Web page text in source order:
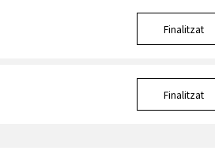
Finalitzat
Finalitzat